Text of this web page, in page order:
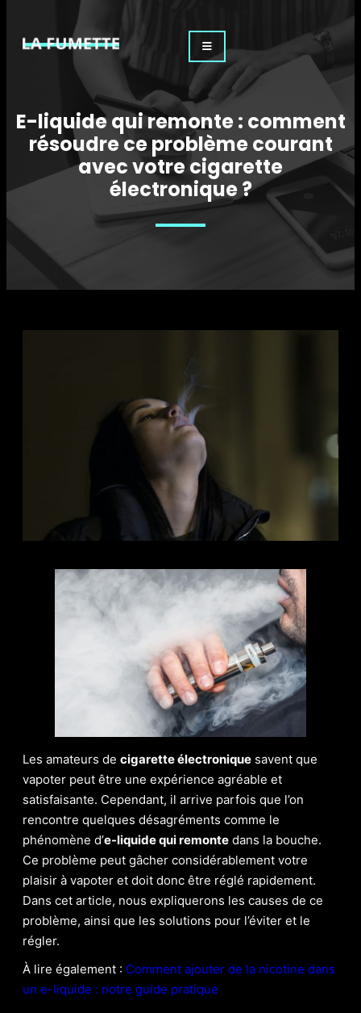
E-liquide qui remonte : comment
résoudre ce problème courant
avec votre cigarette
électronique ?
Les amateurs de cigarette électronique savent que
vapoter peut être une expérience agréable et
satisfaisante. Cependant, il arrive parfois que l’on
rencontre quelques désagréments comme le
phénomène d’e-liquide qui remonte dans la bouche.
Ce problème peut gâcher considérablement votre
plaisir à vapoter et doit donc être réglé rapidement.
Dans cet article, nous expliquerons les causes de ce
problème, ainsi que les solutions pour l’éviter et le
régler.
À lire également : Comment ajouter de la nicotine dans
un e-liquide : notre guide pratique